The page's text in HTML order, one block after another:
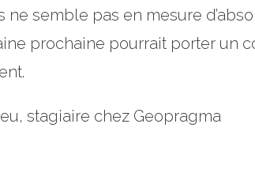
ne semble pas en mesure
prochaine pourrait porter un
stagiaire chez Geopragma